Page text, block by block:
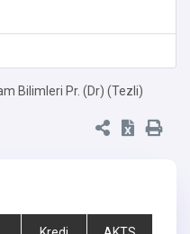
Bilimleri Pr. (Dr) (Tezli)